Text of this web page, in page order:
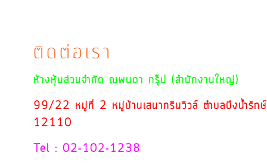
ติดต่อเรา
ห้างหุ้นส่วนจำกัด ณพนดา กรุ๊ป (สำนักงานใหญ่)
99/22 หมู่ที่ 2 หมู่บ้านเสนากรีนวิวล์ ตำบลบึงน้ำรัก
12110
Tel : 02-102-1238